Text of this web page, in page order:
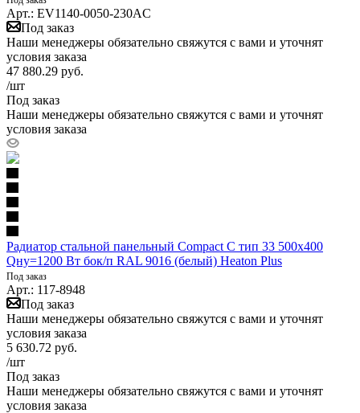
Арт.: EV1140-0050-230AC
Под заказ
Наши менеджеры обязательно свяжутся с вами и уточнят
условия заказа
47 880.29 руб.
/шт
Под заказ
Наши менеджеры обязательно свяжутся с вами и уточнят
условия заказа
Радиатор стальной панельный Compact C тип 33 500х400
Qну=1200 Вт бок/п RAL 9016 (белый) Heaton Plus
Под заказ
Арт.: 117-8948
Под заказ
Наши менеджеры обязательно свяжутся с вами и уточнят
условия заказа
5 630.72 руб.
/шт
Под заказ
Наши менеджеры обязательно свяжутся с вами и уточнят
условия заказа